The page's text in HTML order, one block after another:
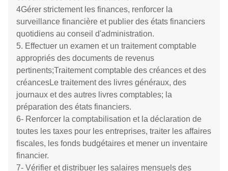
primes de l'entreprise et la méthode de liaison de la
responsabilité économique, et organiser sa mise en
œuvre.
4. Examen et délivrance de documents émis au nom
de la société (avec sceau officiel).
5- Prendre en charge l'ensemble des opérations et de
la gestion de l'entreprise.
6Présenter le plan de développement innovant de
l'entreprise, les dépenses hors budget et le plan de
contrôle des coûts au conseil d'administration.
7- Gérer les urgences majeures et les problèmes
majeurs de relations extérieures de l'entreprise.
8. Promouvoir la construction de la culture d'entreprise
de l'entreprise et établir une bonne image d'entreprise.